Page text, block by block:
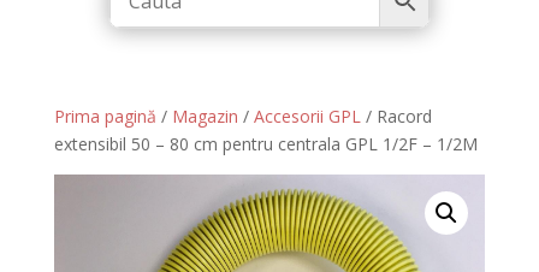
Prima pagină / Magazin / Accesorii GPL/ Racord
extensibil 50 – 80 cm pentru centrala GPL 1/2F – 1/2M